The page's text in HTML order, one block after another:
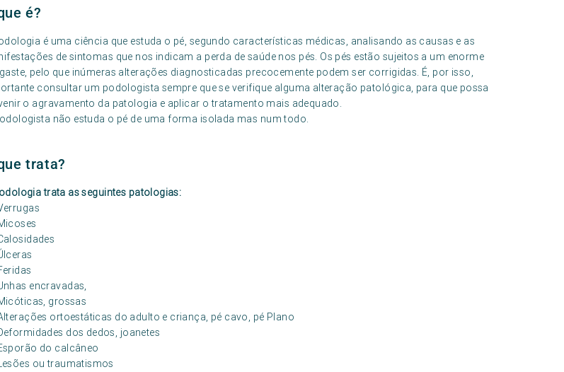
é?
é uma ciência que estuda o pé, segundo características médicas, analisando as causas e as
de sintomas que nos indicam a perda de saúde nos pés. Os pés estão sujeitos a um enorme
pelo que inúmeras alterações diagnosticadas precocemente podem ser corrigidas. É, por isso,
consultar um podologista sempre que se verifique alguma alteração patológica, para que possa
o agravamento da patologia e aplicar o tratamento mais adequado.
não estuda o pé de uma forma isolada mas num todo.
trata?
trata as seguintes patologias:
encravadas,
grossas
ortoestáticas do adulto e criança, pé cavo, pé Plano
dos dedos, joanetes
do calcâneo
ou traumatismos